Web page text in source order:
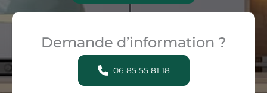
Demande d’information ?
06 85 55 81 18